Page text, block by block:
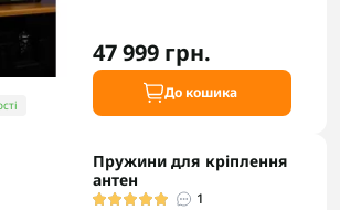
47 999 грн.
До кошика
Пружини для кріплення
антен
1